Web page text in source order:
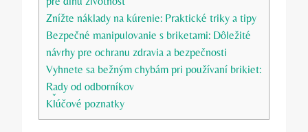
Znížte náklady na kúrenie: Praktické triky a tipy
Bezpečné manipulovanie s briketami: Dôležité
návrhy pre⁣ ochranu zdravia a bezpečnosti
Vyhnete sa bežným‍ chybám pri používaní brikiet:
⁣Rady od odborníkov
Kľúčové poznatky